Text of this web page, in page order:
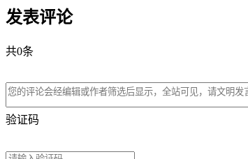
发表评论
共0条
验证码